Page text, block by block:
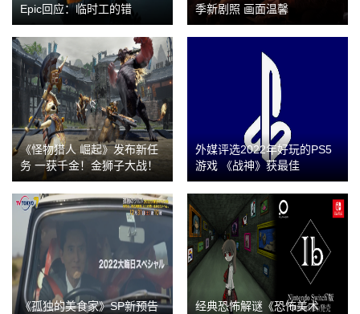
Epic回应：临时工的错
季新剧照 画面温馨
《怪物猎人 崛起》发布新任
务 一获千金！金狮子大战！
外媒评选2022年好玩的PS5
游戏 《战神》获最佳
《孤独的美食家》SP新预告
经典恐怖解谜《恐怖美术